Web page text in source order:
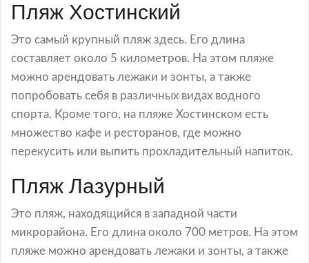
Пляж Хостинский
Это самый крупный пляж здесь. Его длина
составляет около 5 километров. На этом пляже
можно арендовать лежаки и зонты, а также
попробовать себя в различных видах водного
спорта. Кроме того, на пляже Хостинском есть
множество кафе и ресторанов, где можно
перекусить или выпить прохладительный напиток.
Пляж Лазурный
Это пляж, находящийся в западной части
микрорайона. Его длина около 700 метров. На этом
пляже можно арендовать лежаки и зонты, а также